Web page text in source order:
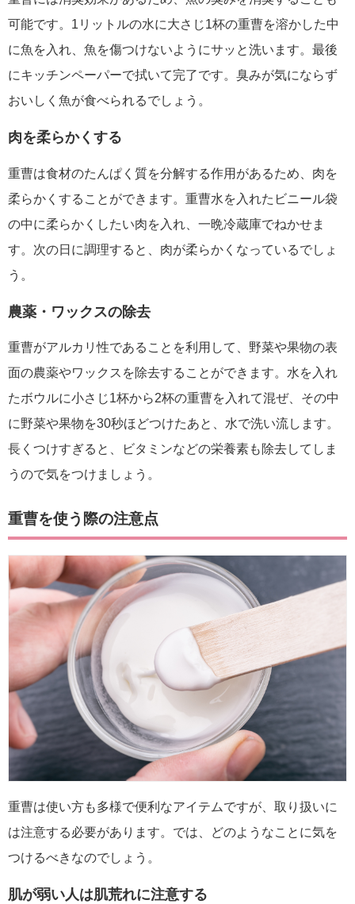
可能です。1リットルの水に大さじ1杯の重曹を溶かした中
に魚を入れ、魚を傷つけないようにサッと洗います。最後
にキッチンペーパーで拭いて完了です。臭みが気にならず
おいしく魚が食べられるでしょう。
肉を柔らかくする
重曹は食材のたんぱく質を分解する作用があるため、肉を
柔らかくすることができます。重曹水を入れたビニール袋
の中に柔らかくしたい肉を入れ、一晩冷蔵庫でねかせま
す。次の日に調理すると、肉が柔らかくなっているでしょ
う。
農薬・ワックスの除去
重曹がアルカリ性であることを利用して、野菜や果物の表
面の農薬やワックスを除去することができます。水を入れ
たボウルに小さじ1杯から2杯の重曹を入れて混ぜ、その中
に野菜や果物を30秒ほどつけたあと、水で洗い流します。
長くつけすぎると、ビタミンなどの栄養素も除去してしま
うので気をつけましょう。
重曹を使う際の注意点
重曹は使い方も多様で便利なアイテムですが、取り扱いに
は注意する必要があります。では、どのようなことに気を
つけるべきなのでしょう。
肌が弱い人は肌荒れに注意する